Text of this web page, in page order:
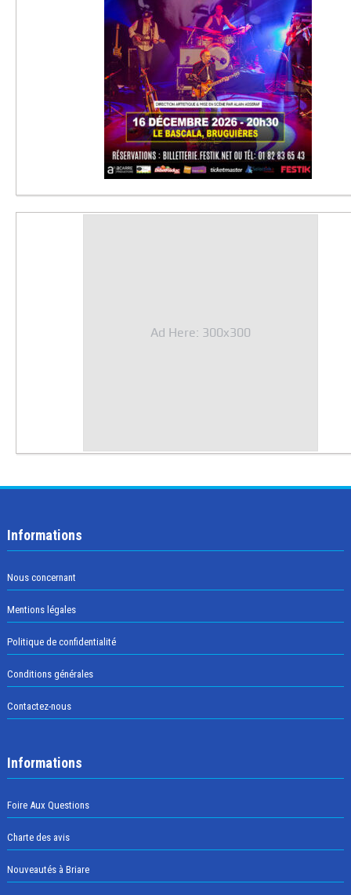
Ad Here: 300x300
Informations
Nous concernant
Mentions légales
Politique de confidentialité
Conditions générales
Contactez-nous
Informations
Foire Aux Questions
Charte des avis
Nouveautés à Briare